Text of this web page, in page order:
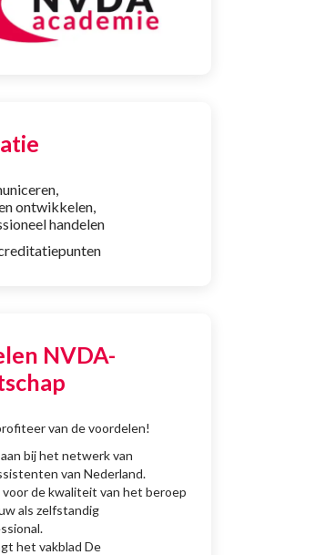
ontwikkelen
handelen
NVDA-
van de voordelen!
aan bij het netwerk van
van Nederland.
de kwaliteit van het beroep
als zelfstandig
het vakblad De